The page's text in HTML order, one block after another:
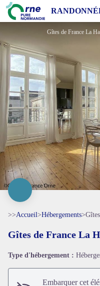
Gîtes de France La Halle aux
>>Accueil>Hébergements>
Gîtes de France La
Type d'hébergement :
Embarquer cet